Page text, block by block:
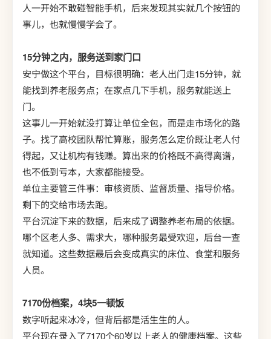
人一开始不敢碰智能手机，后来发现其实就几个按钮的
事儿，也就慢慢学会了。
15分钟之内，服务送到家门口
安宁做这个平台，目标很明确：老人出门走15分钟，就
能找到养老服务点；在家点几下手机，服务就能送上
门。
这事儿一开始就没打算让单位全包，而是走市场化的路
子。找了高校团队帮忙算账，服务怎么定价既让老人付
得起，又让机构有钱赚。算出来的价格既不高得离谱，
也不低到亏本，大家都能接受。
单位主要管三件事：审核资质、监督质量、指导价格。
剩下的交给市场去跑。
平台沉淀下来的数据，后来成了调整养老布局的依据。
哪个区老人多、需求大，哪种服务最受欢迎，后台一查
就知道。这些数据最后会变成真实的床位、食堂和服务
人员。
7170份档案，4块5一顿饭
数字听起来冰冷，但背后都是活生生的人。
平台现在录入了7170个60岁以上老人的健康档案。这些